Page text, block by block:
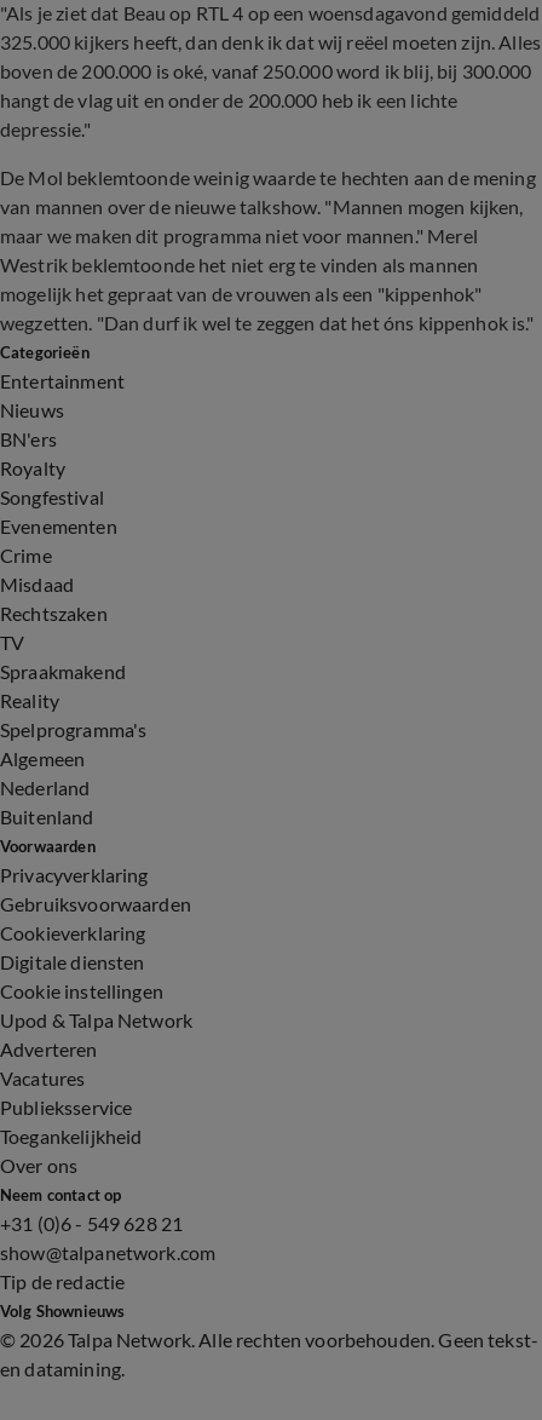
"Als je ziet dat Beau op RTL 4 op een woensdagavond gemiddeld
325.000 kijkers heeft, dan denk ik dat wij reëel moeten zijn. Alles
boven de 200.000 is oké, vanaf 250.000 word ik blij, bij 300.000
hangt de vlag uit en onder de 200.000 heb ik een lichte
depressie."
De Mol beklemtoonde weinig waarde te hechten aan de mening
van mannen over de nieuwe talkshow. "Mannen mogen kijken,
maar we maken dit programma niet voor mannen." Merel
Westrik beklemtoonde het niet erg te vinden als mannen
mogelijk het gepraat van de vrouwen als een "kippenhok"
wegzetten. "Dan durf ik wel te zeggen dat het óns kippenhok is."
Categorieën
Entertainment
Nieuws
BN'ers
Royalty
Songfestival
Evenementen
Crime
Misdaad
Rechtszaken
TV
Spraakmakend
Reality
Spelprogramma's
Algemeen
Nederland
Buitenland
Voorwaarden
Privacyverklaring
Gebruiksvoorwaarden
Cookieverklaring
Digitale diensten
Cookie instellingen
Upod & Talpa Network
Adverteren
Vacatures
Publieksservice
Toegankelijkheid
Over ons
Neem contact op
+31 (0)6 - 549 628 21
show@talpanetwork.com
Tip de redactie
Volg Shownieuws
© 2026 Talpa Network. Alle rechten voorbehouden. Geen tekst-
en datamining.